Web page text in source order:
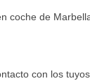
coche de
con los